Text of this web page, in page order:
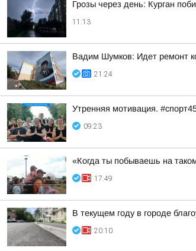
Грозы через день: Курган
11:13
Вадим Шумков: Идет ремонт
21:24
Утренняя мотивация.
09:23
«Когда ты побываешь на
17:49
В текущем году в городе
20:10